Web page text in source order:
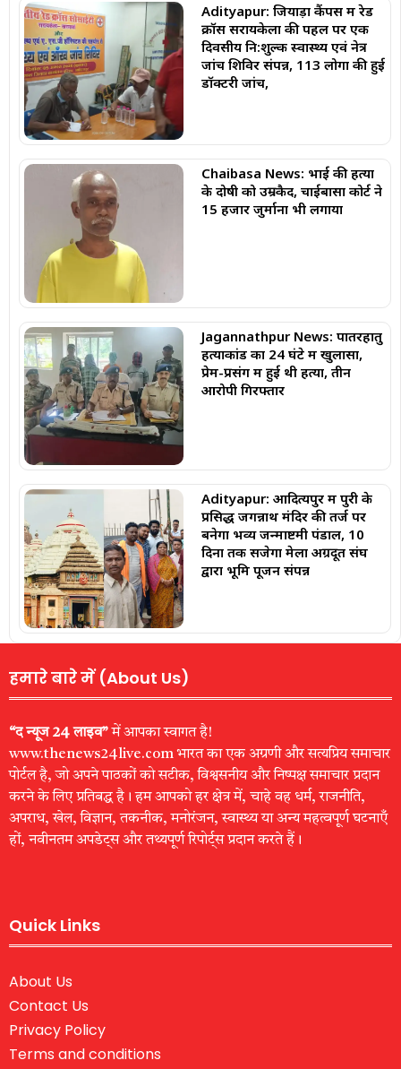
Adityapur: जियाड़ा कैंपस में रेड
क्रॉस सरायकेला की पहल पर एक
दिवसीय नि:शुल्क स्वास्थ्य एवं नेत्र
जांच शिविर संपन्न, 113 लोगों की हुई
डॉक्टरी जांच,
Chaibasa News: भाई की हत्या
के दोषी को उम्रकैद, चाईबासा कोर्ट ने
₹15 हजार जुर्माना भी लगाया
Jagannathpur News: पातरहातु
हत्याकांड का 24 घंटे में खुलासा,
प्रेम-प्रसंग में हुई थी हत्या, तीन
आरोपी गिरफ्तार
Adityapur: ​आदित्यपुर में पुरी के
प्रसिद्ध जगन्नाथ मंदिर की तर्ज पर
बनेगा भव्य जन्माष्टमी पंडाल, 10
दिनों तक सजेगा मेला ​अग्रदूत संघ
द्वारा भूमि पूजन संपन्न
हमारे बारे में (About Us)
“द न्यूज 24 लाइव”में आपका स्वागत है!
www.thenews24live.com भारत का एक अग्रणी और सत्यप्रिय समाचार
पोर्टल है, जो अपने पाठकों को सटीक, विश्वसनीय और निष्पक्ष समाचार प्रदान
करने के लिए प्रतिबद्ध है। हम आपको हर क्षेत्र में, चाहे वह धर्म, राजनीति,
अपराध, खेल, विज्ञान, तकनीक, मनोरंजन, स्वास्थ्य या अन्य महत्वपूर्ण घटनाएँ
हों, नवीनतम अपडेट्स और तथ्यपूर्ण रिपोर्ट्स प्रदान करते हैं।
Quick Links
About Us
Contact Us
Privacy Policy
Terms and conditions